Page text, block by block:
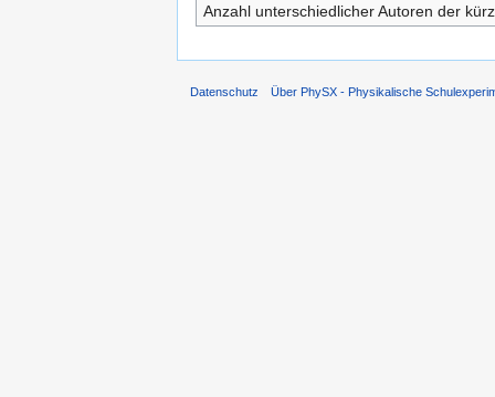
Anzahl unterschiedlicher Autoren der
Datenschutz Über PhySX - Physikalische